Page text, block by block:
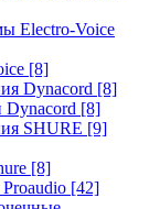
Electro-Voice
[8]
Dynacord [8]
Dynacord [8]
SHURE [9]
[8]
[42]